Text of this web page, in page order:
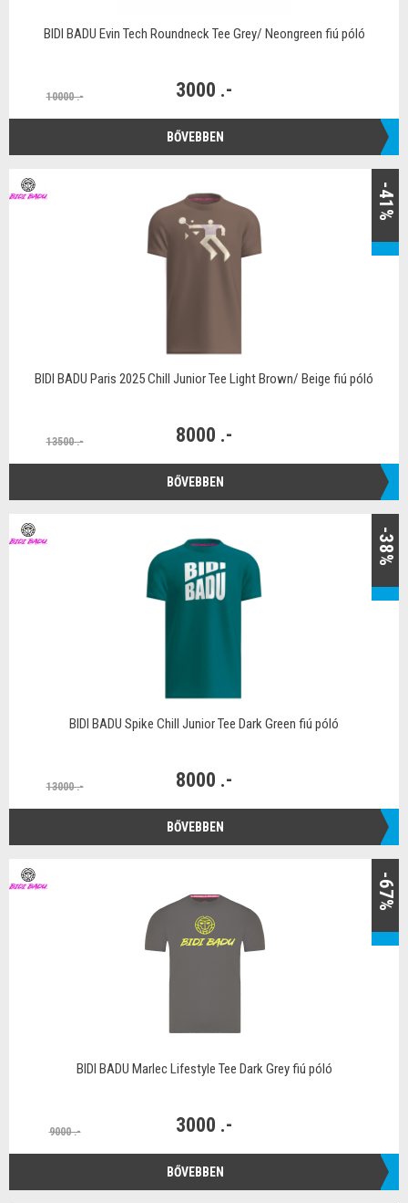
BIDI BADU Evin Tech Roundneck Tee Grey/ Neongreen fiú póló
10000 .- 3000 .-
BŐVEBBEN
-41%
BIDI BADU Paris 2025 Chill Junior Tee Light Brown/ Beige fiú póló
13500 .- 8000 .-
BŐVEBBEN
-38%
BIDI BADU Spike Chill Junior Tee Dark Green fiú póló
13000 .- 8000 .-
BŐVEBBEN
-67%
BIDI BADU Marlec Lifestyle Tee Dark Grey fiú póló
9000 .- 3000 .-
BŐVEBBEN